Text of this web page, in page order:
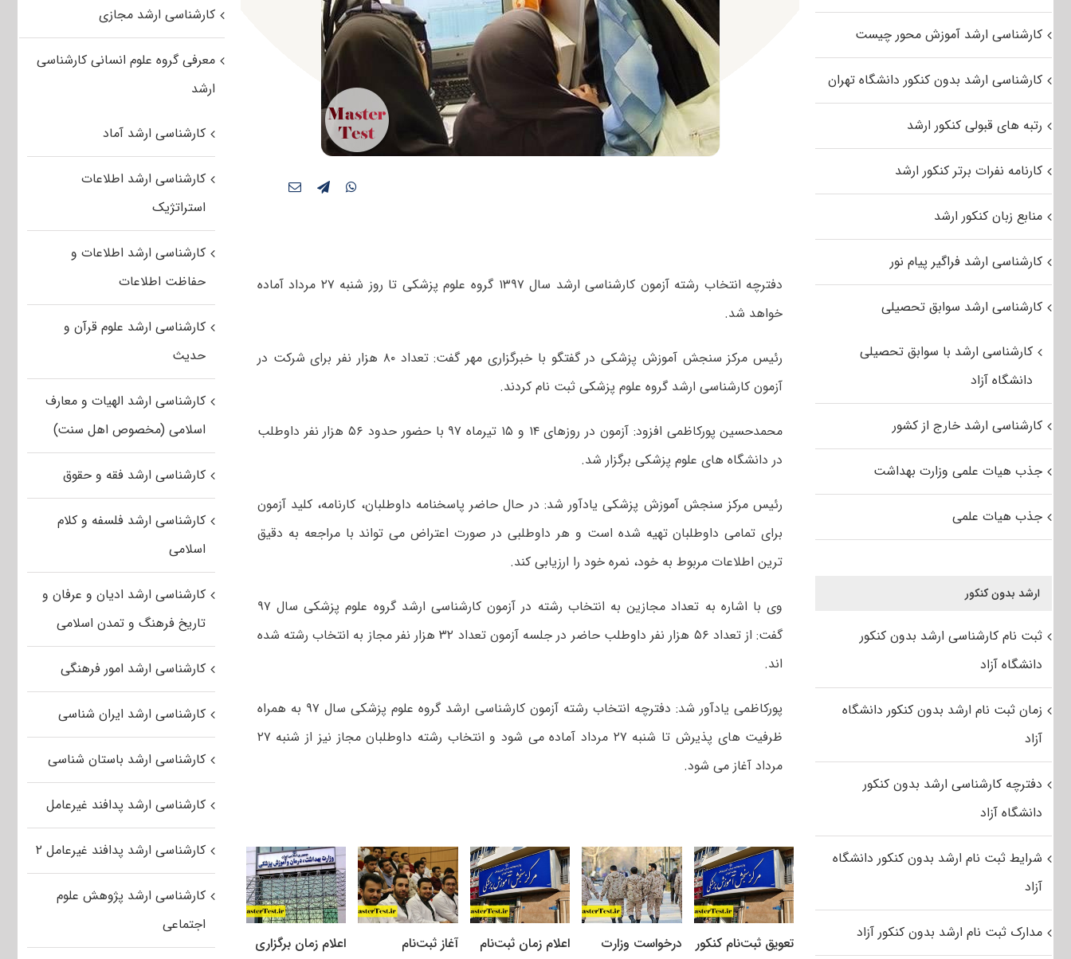
دفترچه انتخاب رشته آزمون کارشناسی ارشد سال ۱۳۹۷ گروه علوم پزشکی تا روز شنبه ۲۷ مرداد آماده
خواهد شد.
رئیس مرکز سنجش آموزش پزشکی در گفتگو با خبرگزاری مهر گفت: تعداد ۸۰ هزار نفر برای شرکت در
آزمون کارشناسی ارشد گروه علوم پزشکی ثبت نام کردند.
محمدحسین پورکاظمی افزود: آزمون در روزهای ۱۴ و ۱۵ تیرماه ۹۷ با حضور حدود ۵۶ هزار نفر داوطلب
در دانشگاه های علوم پزشکی برگزار شد.
رئیس مرکز سنجش آموزش پزشکی یادآور شد: در حال حاضر پاسخنامه داوطلبان، کارنامه، کلید آزمون
برای تمامی داوطلبان تهیه شده است و هر داوطلبی در صورت اعتراض می تواند با مراجعه به دقیق
ترین اطلاعات مربوط به خود، نمره خود را ارزیابی کند.
وی با اشاره به تعداد مجازین به انتخاب رشته در آزمون کارشناسی ارشد گروه علوم پزشکی سال ۹۷
گفت: از تعداد ۵۶ هزار نفر داوطلب حاضر در جلسه آزمون تعداد ۳۲ هزار نفر مجاز به انتخاب رشته شده
اند.
پورکاظمی یادآور شد: دفترچه انتخاب رشته آزمون کارشناسی ارشد گروه علوم پزشکی سال ۹۷ به همراه
ظرفیت های پذیرش تا شنبه ۲۷ مرداد آماده می شود و انتخاب رشته داوطلبان مجاز نیز از شنبه ۲۷
مرداد آغاز می شود.
تعویق ثبت‌نام کنکور
درخواست وزارت
اعلام زمان ثبت‌نام
آغاز ثبت‌نام
اعلام زمان برگزاری
کارشناسی ارشد مجازی
معرفی گروه علوم انسانی کارشناسی
ارشد
کارشناسی ارشد آماد
کارشناسی ارشد اطلاعات
استراتژیک
کارشناسی ارشد اطلاعات و
حفاظت اطلاعات
کارشناسی ارشد علوم قرآن و
حدیث
کارشناسی ارشد الهیات و معارف
اسلامی (مخصوص اهل سنت)
کارشناسی ارشد فقه و حقوق
کارشناسی ارشد فلسفه و کلام
اسلامی
کارشناسی ارشد ادیان و عرفان و
تاریخ فرهنگ و تمدن اسلامی
کارشناسی ارشد امور فرهنگی
کارشناسی ارشد ایران شناسی
کارشناسی ارشد باستان شناسی
کارشناسی ارشد پدافند غیرعامل
کارشناسی ارشد پدافند غیرعامل ۲
کارشناسی ارشد پژوهش علوم
اجتماعی
کارشناسی ارشد آموزش محور چیست
کارشناسی ارشد بدون کنکور دانشگاه تهران
رتبه های قبولی کنکور ارشد
کارنامه نفرات برتر کنکور ارشد
منابع زبان کنکور ارشد
کارشناسی ارشد فراگیر پیام نور
کارشناسی ارشد سوابق تحصیلی
کارشناسی ارشد با سوابق تحصیلی
دانشگاه آزاد
کارشناسی ارشد خارج از کشور
جذب هیات علمی وزارت بهداشت
جذب هیات علمی
ارشد بدون کنکور
ثبت نام کارشناسی ارشد بدون کنکور
دانشگاه آزاد
زمان ثبت نام ارشد بدون کنکور دانشگاه
آزاد
دفترچه کارشناسی ارشد بدون کنکور
دانشگاه آزاد
شرایط ثبت نام ارشد بدون کنکور دانشگاه
آزاد
مدارک ثبت نام ارشد بدون کنکور آزاد